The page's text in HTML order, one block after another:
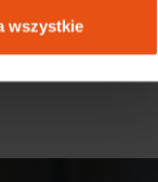
wszystkie